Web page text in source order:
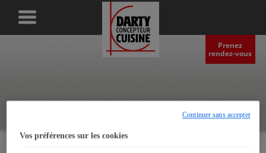
Prenez
rendez‑vous
Vos préférences sur les cookies
Continuer sans accepter